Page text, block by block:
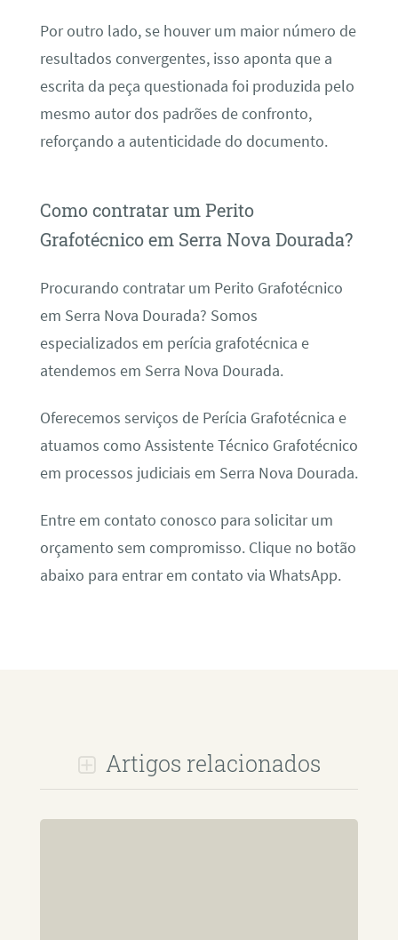
Por outro lado, se houver um maior número de
resultados convergentes, isso aponta que a
escrita da peça questionada foi produzida pelo
mesmo autor dos padrões de confronto,
reforçando a autenticidade do documento.
Como contratar um Perito
Grafotécnico em Serra Nova Dourada?
Procurando contratar um Perito Grafotécnico
em Serra Nova Dourada? Somos
especializados em perícia grafotécnica e
atendemos em Serra Nova Dourada.
Oferecemos serviços de Perícia Grafotécnica e
atuamos como Assistente Técnico Grafotécnico
em processos judiciais em Serra Nova Dourada.
Entre em contato conosco para solicitar um
orçamento sem compromisso. Clique no botão
abaixo para entrar em contato via WhatsApp.
Artigos relacionados